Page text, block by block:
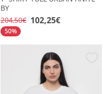
BY
204,50€ 102,25€
50%